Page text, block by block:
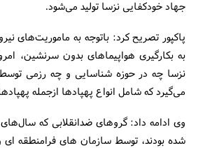
جهاد خودکفایی نزسا تولید می‌شود.
پاکپور تصریح کرد: باتوجه به ماموریت‌های
به بکارگیری هواپیماهای بدون سرنشین،
نزسا چه در حوزه شناسایی و چه رزمی توسط
می‌گیرد که شامل انواع پهپادها ازجمله
وی ادامه داد: گروهای ضدانقلابی که
شده بودند، توسط سازمان های فرامنطقه